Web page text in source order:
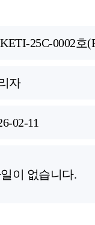
25C-0002호
자
02-11
이 없습니다.